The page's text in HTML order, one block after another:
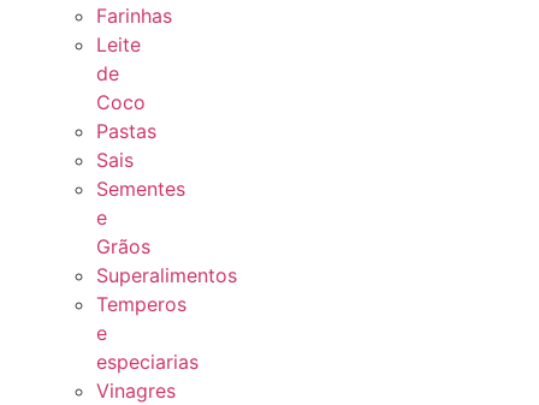
Farinhas
Leite
de
Coco
Pastas
Sais
Sementes
e
Grãos
Superalimentos
Temperos
e
especiarias
Vinagres